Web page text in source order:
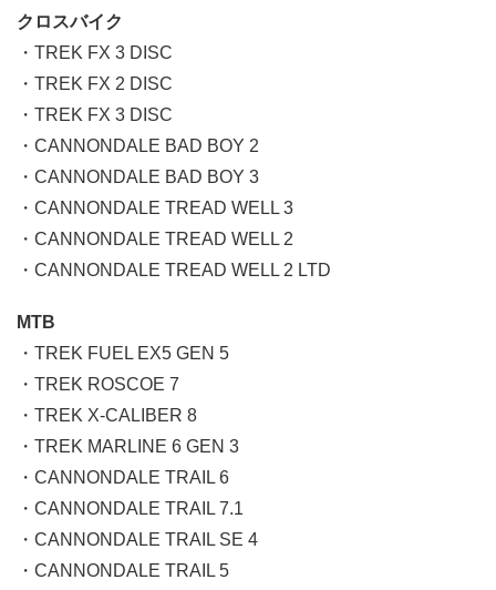
クロスバイク
・TREK FX 3 DISC
・TREK FX 2 DISC
・TREK FX 3 DISC
・CANNONDALE BAD BOY 2
・CANNONDALE BAD BOY 3
・CANNONDALE TREAD WELL 3
・CANNONDALE TREAD WELL 2
・CANNONDALE TREAD WELL 2 LTD
MTB
・TREK FUEL EX5 GEN 5
・TREK ROSCOE 7
・TREK X-CALIBER 8
・TREK MARLINE 6 GEN 3
・CANNONDALE TRAIL 6
・CANNONDALE TRAIL 7.1
・CANNONDALE TRAIL SE 4
・CANNONDALE TRAIL 5